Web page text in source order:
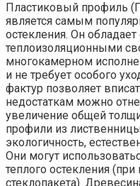
Пластиковый профиль
является самым
остекления. Он
теплоизоляционными
многокамерном
и не требует особого
фактур позволяет
недостаткам можно
увеличение общей
профили из
экологичность,
Они могут
теплого остекления
стеклопакета).